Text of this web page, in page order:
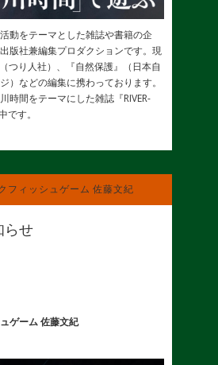
動をテーマとした雑誌や書籍の企
版社兼編集プロダクションです。現
つり人社）、『自然保護』（日本自
）などの編集に携わっております。
時間をテーマにした雑誌『RIVER-
です。
フィッシュゲーム 佐藤文紀
らせ
ゲーム 佐藤文紀